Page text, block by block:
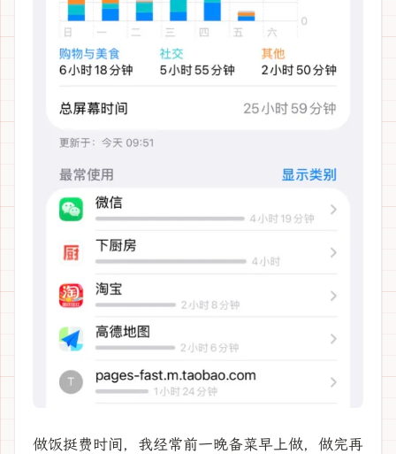
做饭挺费时间，我经常前一晚备菜早上做，做完再